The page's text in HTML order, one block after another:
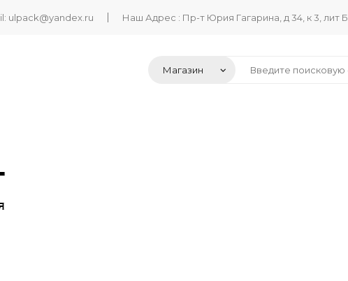
ulpack@yandex.ru Наш Адрес : Пр-т Юрия Гагарина, д 34, к 3, лит Б